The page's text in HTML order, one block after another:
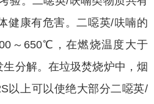
健康有危害。二噁英/呋喃的
～650℃，在燃烧温度大于
分解。在垃圾焚烧炉中，烟
以上可以使绝大部分二噁英/